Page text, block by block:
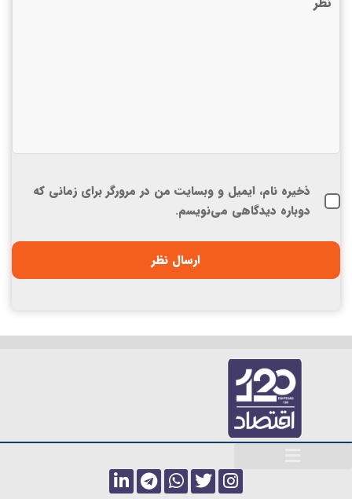
ذخیره نام، ایمیل و وبسایت من در مرورگر برای زمانی که
دوباره دیدگاهی می‌نویسم.